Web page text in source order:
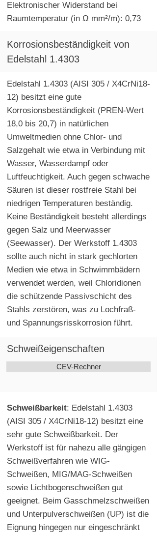
Elektronischer Widerstand bei
Raumtemperatur (in Ω mm²/m): 0,73
Korrosionsbeständigkeit von
Edelstahl 1.4303
Schweißeigenschaften
CEV-Rechner
Edelstahl 1.4303 (AISI 305 / X4CrNi18-
12) besitzt eine gute
Korrosionsbeständigkeit (PREN-Wert
18,0 bis 20,7) in natürlichen
Umweltmedien ohne Chlor- und
Salzgehalt wie etwa in Verbindung mit
Wasser, Wasserdampf oder
Luftfeuchtigkeit. Auch gegen schwache
Säuren ist dieser rostfreie Stahl bei
niedrigen Temperaturen beständig.
Keine Beständigkeit besteht allerdings
gegen Salz und Meerwasser
(Seewasser). Der Werkstoff 1.4303
sollte auch nicht in stark gechlorten
Medien wie etwa in Schwimmbädern
verwendet werden, weil Chloridionen
die schützende Passivschicht des
Stahls zerstören, was zu Lochfraß-
und Spannungsrisskorrosion führt.
Schweißbarkeit: Edelstahl 1.4303
(AISI 305 / X4CrNi18-12) besitzt eine
sehr gute Schweißbarkeit. Der
Werkstoff ist für nahezu alle gängigen
Schweißverfahren wie WIG-
Schweißen, MIG/MAG-Schweißen
sowie Lichtbogenschweißen gut
geeignet. Beim Gasschmelzschweißen
und Unterpulverschweißen (UP) ist die
Eignung hingegen nur eingeschränkt